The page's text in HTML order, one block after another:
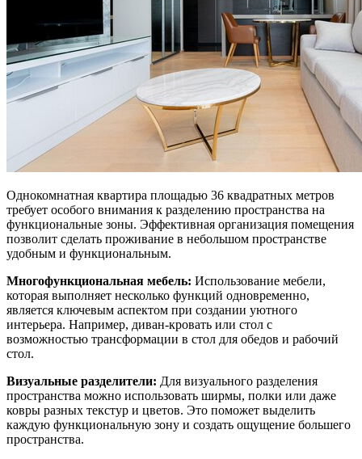
Однокомнатная квартира площадью 36 квадратных метров
требует особого внимания к разделению пространства на
функциональные зоны. Эффективная организация помещения
позволит сделать проживание в небольшом пространстве
удобным и функциональным.
Многофункциональная мебель: Использование мебели,
которая выполняет несколько функций одновременно,
является ключевым аспектом при создании уютного
интерьера. Например, диван-кровать или стол с
возможностью трансформации в стол для обедов и рабочий
стол.
Визуальные разделители: Для визуального разделения
пространства можно использовать ширмы, полки или даже
ковры разных текстур и цветов. Это поможет выделить
каждую функциональную зону и создать ощущение большего
пространства.